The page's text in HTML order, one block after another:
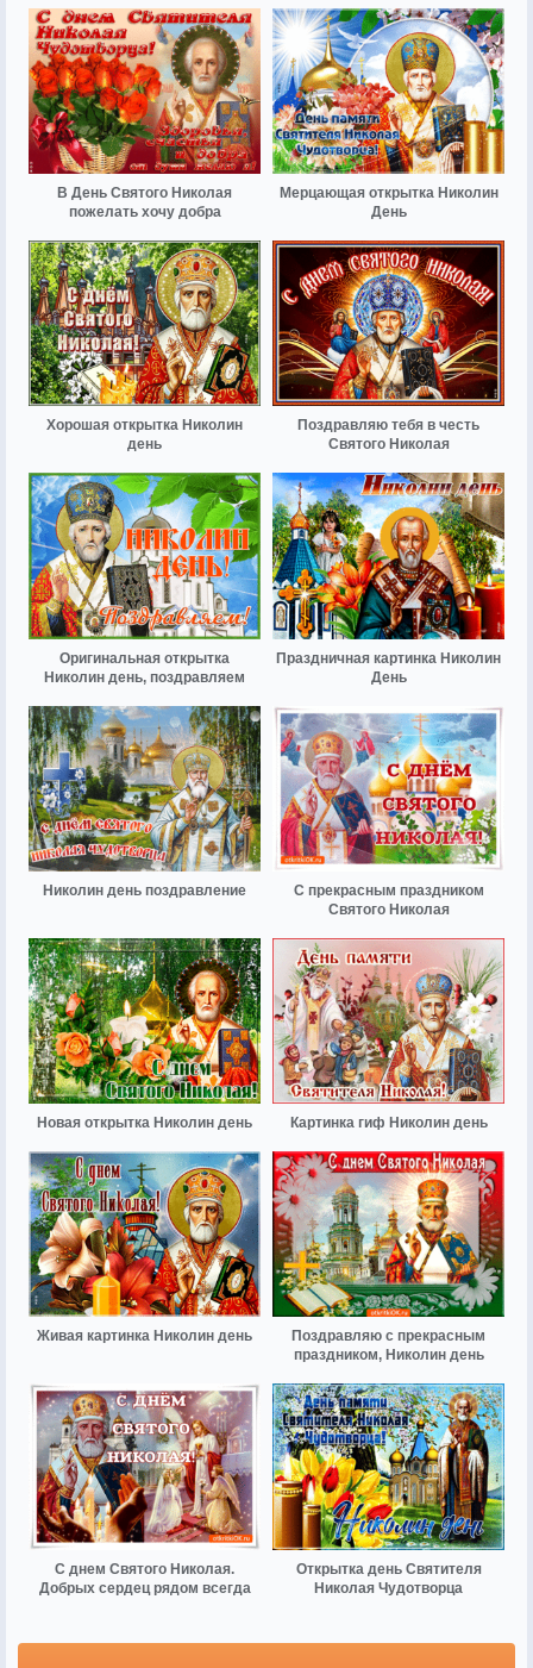
В День Святого Николая
пожелать хочу добра
Мерцающая открытка Николин
День
Хорошая открытка Николин
день
Поздравляю тебя в честь
Святого Николая
Оригинальная открытка
Николин день, поздравляем
Праздничная картинка Николин
День
Николин день поздравление
С прекрасным праздником
Святого Николая
Новая открытка Николин день Картинка гиф Николин день
Живая картинка Николин день
Поздравляю с прекрасным
праздником, Николин день
С днем Святого Николая.
Добрых сердец рядом всегда
Открытка день Святителя
Николая Чудотворца